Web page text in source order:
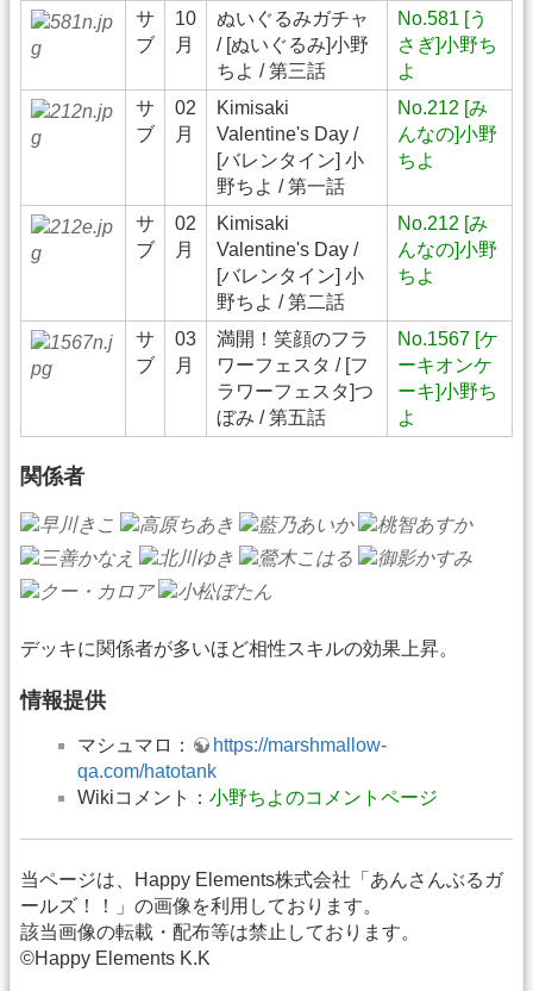
サ
ブ
10
月
ぬいぐるみガチャ
/ [ぬいぐるみ]小野
ちよ / 第三話
No.581 [う
さぎ]小野ち
よ
サ
ブ
02
月
Kimisaki
Valentine's Day /
[バレンタイン] 小
野ちよ / 第一話
No.212 [み
んなの]小野
ちよ
サ
ブ
02
月
Kimisaki
Valentine's Day /
[バレンタイン] 小
野ちよ / 第二話
No.212 [み
んなの]小野
ちよ
サ
ブ
03
月
満開！笑顔のフラ
ワーフェスタ / [フ
ラワーフェスタ]つ
ぼみ / 第五話
No.1567 [ケ
ーキオンケ
ーキ]小野ち
よ
関係者
デッキに関係者が多いほど相性スキルの効果上昇。
情報提供
マシュマロ：
https://marshmallow-
qa.com/hatotank
Wikiコメント： 小野ちよのコメントページ
当ページは、Happy Elements株式会社「あんさんぶるガ
ールズ！！」の画像を利用しております。
該当画像の転載・配布等は禁止しております。
©Happy Elements K.K